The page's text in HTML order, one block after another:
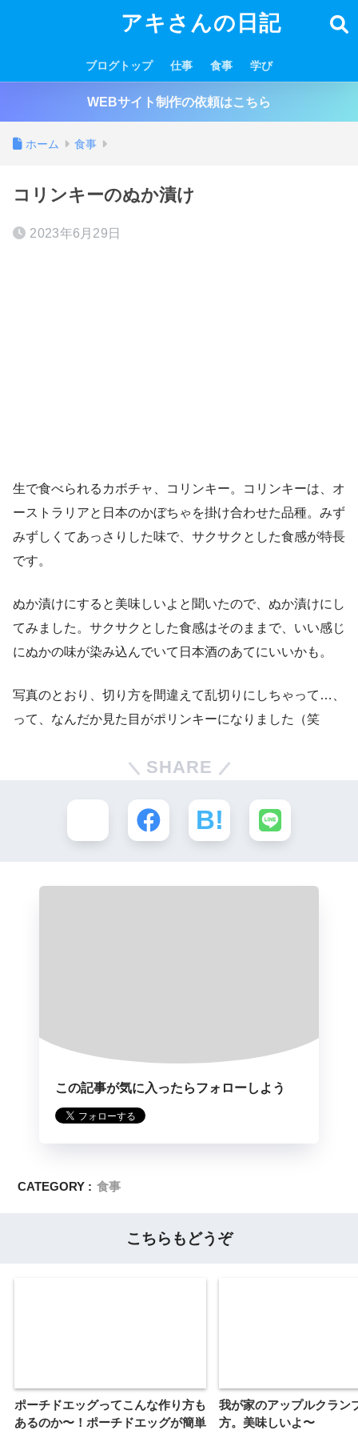
アキさんの日記
ブログトップ 仕事 食事 学び
WEBサイト制作の依頼はこちら
ホーム 食事
コリンキーのぬか漬け
2023年6月29日
生で食べられるカボチャ、コリンキー。コリンキーは、オ
ーストラリアと日本のかぼちゃを掛け合わせた品種。みず
みずしくてあっさりした味で、サクサクとした食感が特長
です。
ぬか漬けにすると美味しいよと聞いたので、ぬか漬けにし
てみました。サクサクとした食感はそのままで、いい感じ
にぬかの味が染み込んでいて日本酒のあてにいいかも。
写真のとおり、切り方を間違えて乱切りにしちゃって…、
って、なんだか見た目がポリンキーになりました（笑
SHARE
この記事が気に入ったらフォローしよう
CATEGORY : 食事
こちらもどうぞ
ポーチドエッグってこんな作り方も
あるのか〜！ポーチドエッグが簡単
我が家のアップルクラン
方。美味しいよ〜